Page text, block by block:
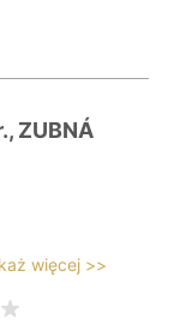
ZUBNÁ
więcej >>